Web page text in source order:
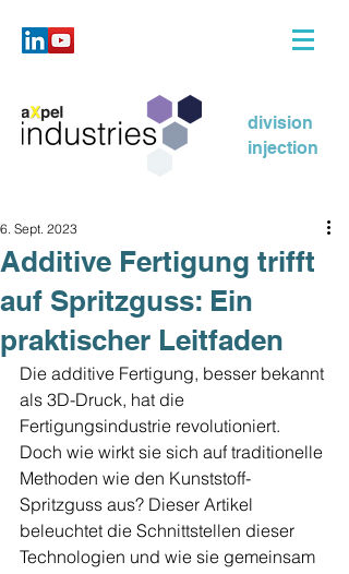
division
injection
Additive Fertigung trifft
auf Spritzguss: Ein
praktischer Leitfaden
6. Sept. 2023
Die additive Fertigung, besser bekannt
als 3D-Druck, hat die
Fertigungsindustrie revolutioniert.
Doch wie wirkt sie sich auf traditionelle
Methoden wie den Kunststoff-
Spritzguss aus? Dieser Artikel
beleuchtet die Schnittstellen dieser
Technologien und wie sie gemeinsam